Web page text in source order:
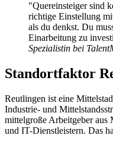
"Quereinsteiger sind
richtige Einstellung
als du denkst. Du
Einarbeitung zu
Spezialistin bei
Standortfaktor
Reutlingen ist eine
Industrie- und
mittelgroße Arbeitgeber aus
und IT-Dienstleistern. Das